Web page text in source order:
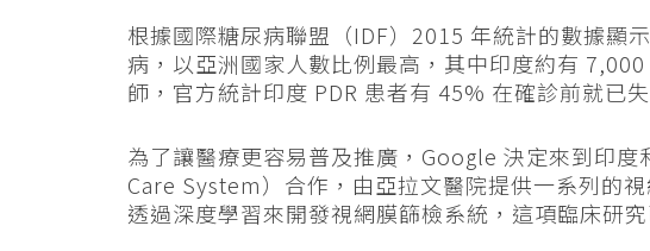
根據國際糖尿病聯盟（IDF）2015 年統計的數據顯
病，以亞洲國家人數比例最高，其中印度約有
師，官方統計印度 PDR 患者有 45% 在確診前就已
為了讓醫療更容易普及推廣，Google 決定來到印
Care System）合作，由亞拉文醫院提供一系列的
透過深度學習來開發視網膜篩檢系統，這項臨床研